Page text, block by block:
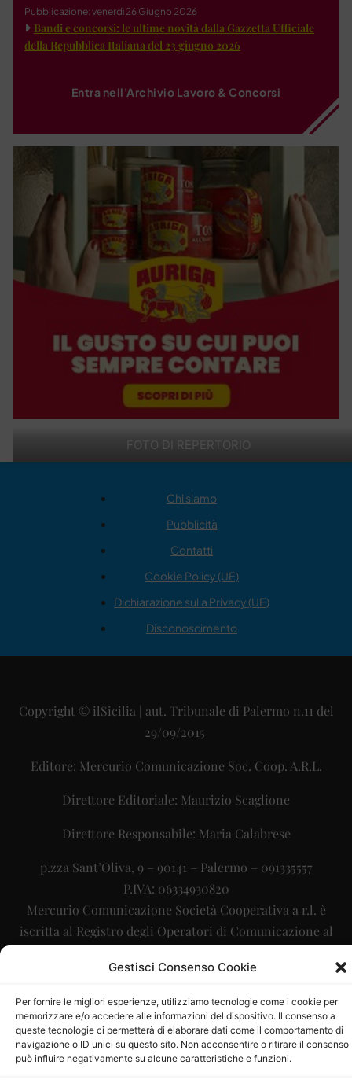
Gestisci Consenso Cookie
Per fornire le migliori esperienze, utilizziamo tecnologie come i cookie per
memorizzare e/o accedere alle informazioni del dispositivo. Il consenso a
queste tecnologie ci permetterà di elaborare dati come il comportamento di
navigazione o ID unici su questo sito. Non acconsentire o ritirare il consenso
può influire negativamente su alcune caratteristiche e funzioni.
FOTO DI REPERTORIO
Pubblicazione: venerdì 26 Giugno 2026
Bandi e concorsi: le ultime novità dalla Gazzetta Ufficiale
della Repubblica Italiana del 23 giugno 2026
Entra nell'Archivio Lavoro & Concorsi
Chi siamo
Pubblicità
Contatti
Cookie Policy (UE)
Dichiarazione sulla Privacy (UE)
Disconoscimento
Copyright © ilSicilia | aut. Tribunale di Palermo n.11 del
29/09/2015
Editore: Mercurio Comunicazione Soc. Coop. A.R.L.
Direttore Editoriale: Maurizio Scaglione
Direttore Responsabile: Maria Calabrese
p.zza Sant’Oliva, 9 – 90141 – Palermo – 091335557
P.IVA: 06334930820
Mercurio Comunicazione Società Cooperativa a r.l. è
iscritta al Registro degli Operatori di Comunicazione al